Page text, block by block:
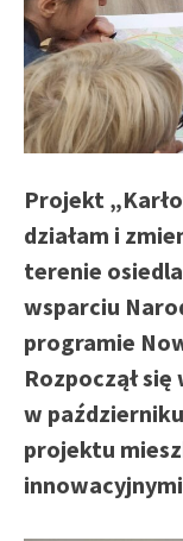
Projekt
działam i
terenie
wsparciu
programie
Rozpoczął
w
projektu